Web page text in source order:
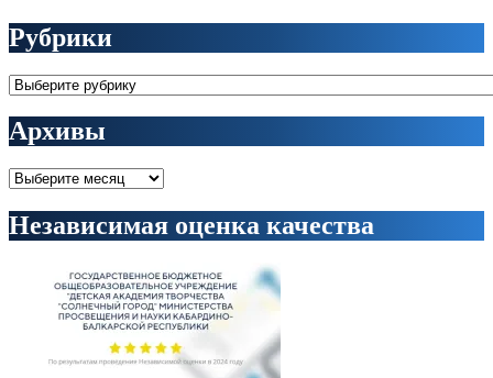
Рубрики
Рубрики
Архивы
Архивы
Независимая оценка качества